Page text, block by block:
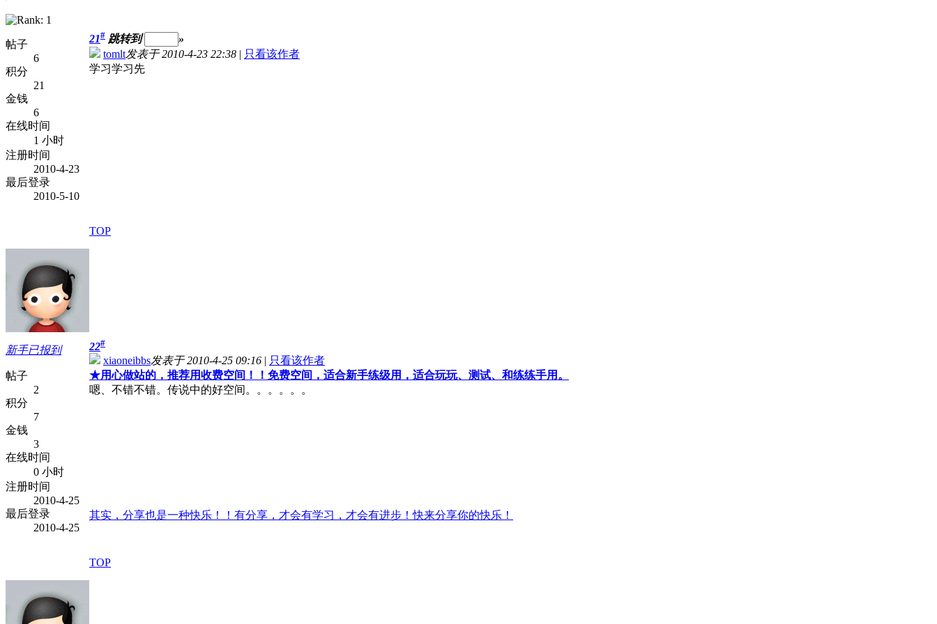
帖子
6
积分
21
金钱
6
在线时间
1 小时
注册时间
2010-4-23
最后登录
2010-5-10
21# 跳转到
»
tomlt发表于 2010-4-23 22:38 | 只看该作者
学习学习先
TOP
新手已报到
帖子
2
积分
7
金钱
3
在线时间
0 小时
注册时间
2010-4-25
最后登录
2010-4-25
22#
xiaoneibbs发表于 2010-4-25 09:16 | 只看该作者
★用心做站的，推荐用收费空间！！免费空间，适合新手练级用，适合玩玩、测试、和练练手用。
嗯、不错不错。传说中的好空间。。。。。。
其实，分享也是一种快乐！！有分享，才会有学习，才会有进步！快来分享你的快乐！
TOP